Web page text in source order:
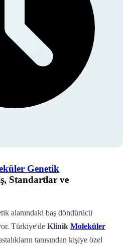
Genetik
Standartlar ve
alanındaki baş döndürücü
Türkiye'de Klinik Moleküler
tanısından kişiye özel